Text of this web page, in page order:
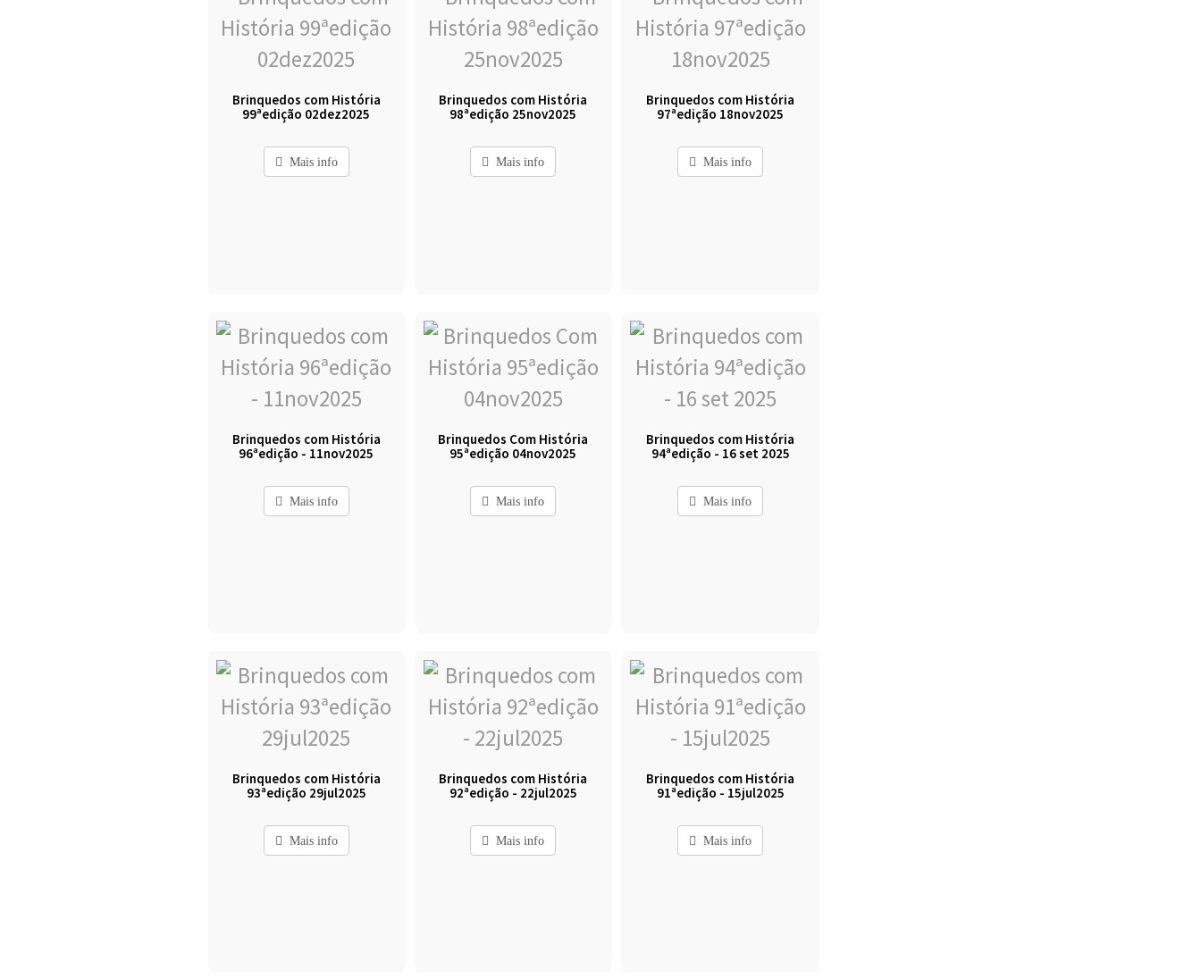
Brinquedos com História
99ªedição 02dez2025
Mais info
Brinquedos com História
98ªedição 25nov2025
Mais info
Brinquedos com História
97ªedição 18nov2025
Mais info
Brinquedos com História
96ªedição - 11nov2025
Mais info
Brinquedos Com História
95ªedição 04nov2025
Mais info
Brinquedos com História
94ªedição - 16 set 2025
Mais info
Brinquedos com História
93ªedição 29jul2025
Mais info
Brinquedos com História
92ªedição - 22jul2025
Mais info
Brinquedos com História
91ªedição - 15jul2025
Mais info